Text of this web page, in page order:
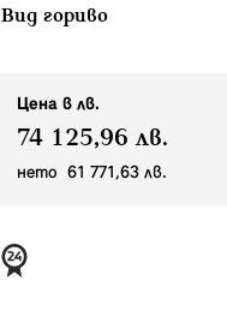
Вид гориво
Цена в лв.
74 125,96 лв.
нето 61 771,63 лв.